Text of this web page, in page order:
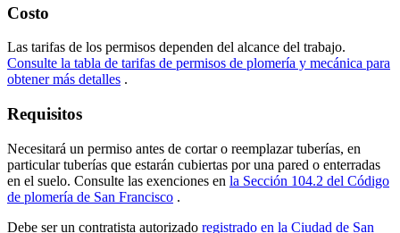
Costo
Las tarifas de los permisos dependen del alcance del trabajo.
Consulte la tabla de tarifas de permisos de plomería y mecánica para
obtener más detalles .
Requisitos
Necesitará un permiso antes de cortar o reemplazar tuberías, en
particular tuberías que estarán cubiertas por una pared o enterradas
en el suelo. Consulte las exenciones en la Sección 104.2 del Código
de plomería de San Francisco .
Debe ser un contratista autorizado registrado en la Ciudad de San